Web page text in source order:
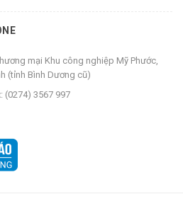
mại Khu công nghiệp Mỹ Phước,
(tỉnh Bình Dương cũ)
(0274) 3567 997